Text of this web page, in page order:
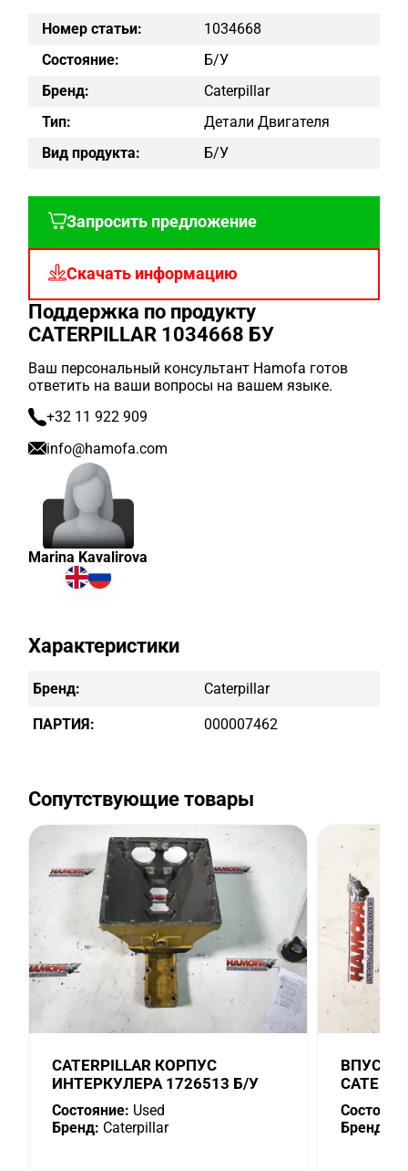
Номер статьи:
1034668
Состояние:
Б/у
Бренд:
Caterpillar
Тип:
Детали Двигателя
Вид продукта:
Б/у
Запросить предложение
Скачать информацию
Поддержка по продукту
CATERPILLAR 1034668 БУ
Ваш персональный консультант Hamofa готов
ответить на ваши вопросы на вашем языке.
+32 11 922 909
info@hamofa.com
Marina Kavalirova
Характеристики
Бренд: Caterpillar
ПАРТИЯ: 000007462
Сопутствующие товары
CATERPILLAR КОРПУС
ИНТЕРКУЛЕРА 1726513 Б/У
Состояние: Used
Бренд: Caterpillar
Бренд: